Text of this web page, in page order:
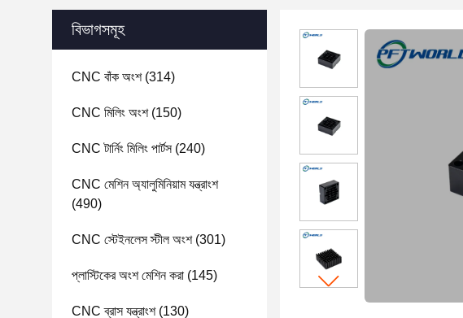
বিভাগসমূহ
CNC বাঁক অংশ(314)
CNC মিলিং অংশ(150)
CNC টার্নিং মিলিং পার্টস(240)
CNC মেশিন অ্যালুমিনিয়াম যন্ত্রাংশ
(490)
CNC স্টেইনলেস স্টীল অংশ(301)
প্লাস্টিকের অংশ মেশিন করা (145)
CNC ব্রাস যন্ত্রাংশ(130)